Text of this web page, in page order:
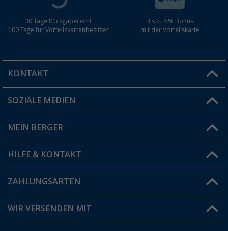
30 Tage Rückgaberecht
100 Tage für Vorteilskartenbesitzer
Bis zu 5% Bonus
mit der Vorteilskarte
KONTAKT
Du hast eine Frage?
Filiale finden
SOZIALE MEDIEN
MEIN BERGER
Vorteilskarte
Blog
Jobs & Karriere
HILFE & KONTAKT
FAQ & Kontakt
Versandinformationen
ZAHLUNGSARTEN
WIR VERSENDEN MIT